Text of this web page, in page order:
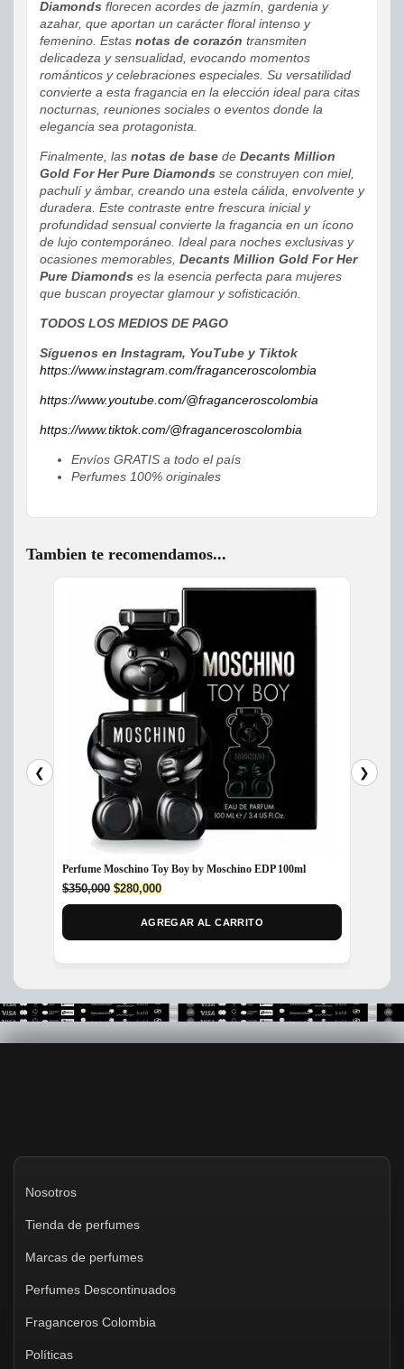
Diamonds florecen acordes de jazmín, gardenia y
azahar, que aportan un carácter floral intenso y
femenino. Estas notas de corazón transmiten
delicadeza y sensualidad, evocando momentos
románticos y celebraciones especiales. Su versatilidad
convierte a esta fragancia en la elección ideal para citas
nocturnas, reuniones sociales o eventos donde la
elegancia sea protagonista.
Finalmente, las notas de base de Decants Million
Gold For Her Pure Diamonds se construyen con miel,
pachulí y ámbar, creando una estela cálida, envolvente y
duradera. Este contraste entre frescura inicial y
profundidad sensual convierte la fragancia en un ícono
de lujo contemporáneo. Ideal para noches exclusivas y
ocasiones memorables, Decants Million Gold For Her
Pure Diamonds es la esencia perfecta para mujeres
que buscan proyectar glamour y sofisticación.
TODOS LOS MEDIOS DE PAGO
Síguenos en Instagram, YouTube y Tiktok
https://www.instagram.com/fraganceroscolombia
https://www.youtube.com/@fraganceroscolombia
https://www.tiktok.com/@fraganceroscolombia
Envíos GRATIS a todo el país
Perfumes 100% originales
Tambien te recomendamos...
❮
Perfume Moschino Toy Boy by Moschino EDP 100ml
$350,000 Original
price
$280,000Current
price
is:
AGREGAR AL CARRITO
❯
Nosotros
Tienda de perfumes
Marcas de perfumes
Perfumes Descontinuados
Fraganceros Colombia
Políticas